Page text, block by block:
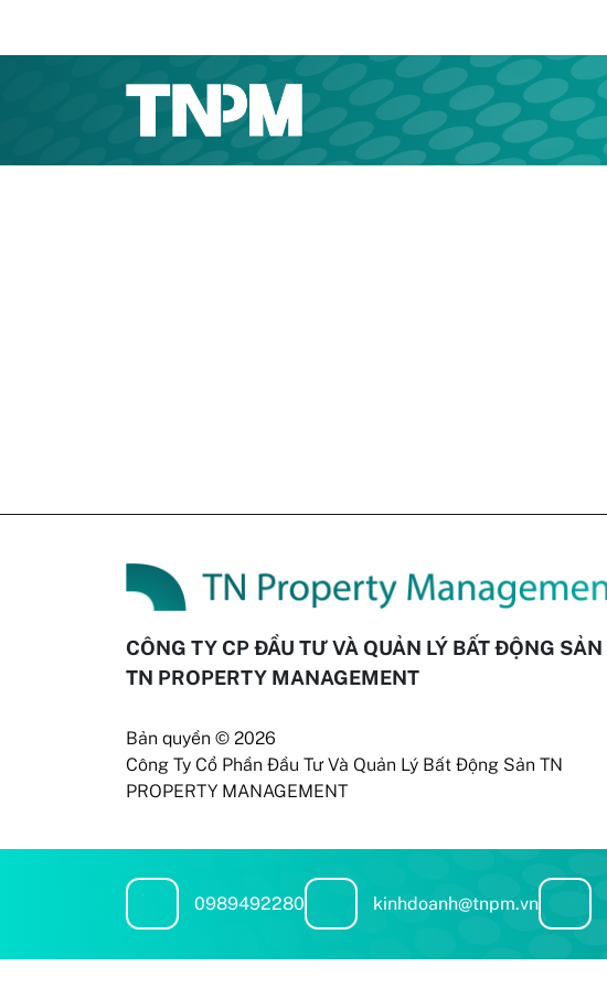
CÔNG TY CP ĐẦU TƯ VÀ QUẢN LÝ BẤT ĐỘNG SẢN
TN PROPERTY MANAGEMENT
Bản quyền © 2026
Công Ty Cổ Phần Đầu Tư Và Quản Lý Bất Động Sản TN
PROPERTY MANAGEMENT
0989492280 kinhdoanh@tnpm.vn